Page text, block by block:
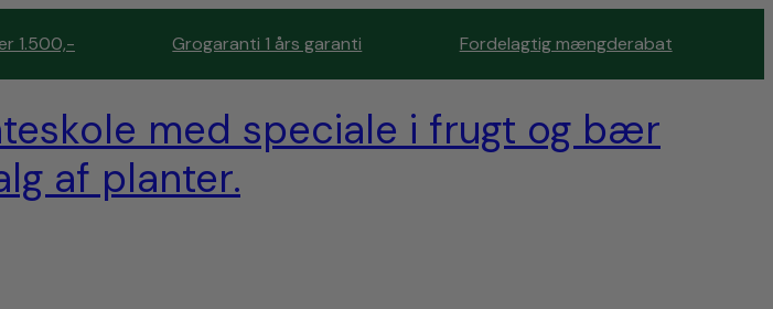
1.500,- Grogaranti 1 års garanti Fordelagtig mængderabat
med speciale i frugt og bær
af planter.